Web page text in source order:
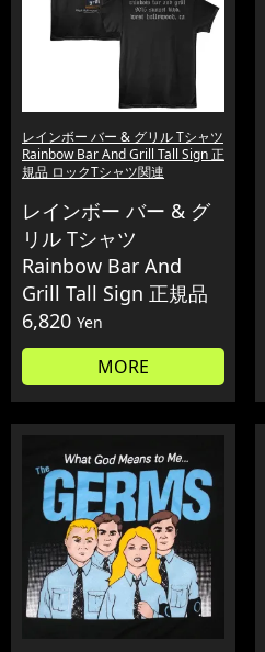
レインボー バー & グリル Tシャツ
Rainbow Bar And Grill Tall Sign 正
規品 ロックTシャツ関連
レインボー バー & グ
リル Tシャツ
Rainbow Bar And
Grill Tall Sign 正規品
6,820 Yen
MORE